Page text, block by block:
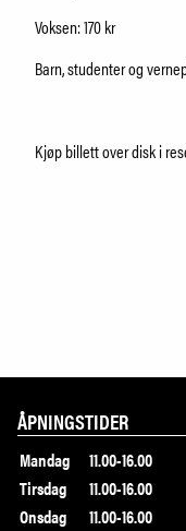
Voksen: 170 kr
Barn, studenter og
Kjøp billett over disk i
ÅPNINGSTIDER
Mandag
11.00-16.00
Tirsdag
11.00-16.00
Onsdag
11.00-16.00